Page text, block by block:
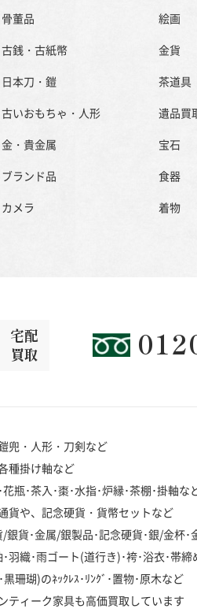
骨董品 絵画
古銭・古紙幣
金貨
日本刀・鎧
茶道具
古いおもちゃ・人形
遺品買
金・貴金属
宝石
ブランド品
食器
カメラ
着物
宅配
買取
兜・人形・刀剣など
種掛け軸など
瓶･茶入･棗･水指･炉縁･茶棚･掛軸な
貨や、記念硬貨・貨幣セットなど
貨･金属/銀製品･記念硬貨･銀/金杯･
織･雨ゴート(道行き)･袴･浴衣･帯締
珊瑚)のﾈｯｸﾚｽ･ﾘﾝｸﾞ･置物･原木など
ティーク家具も高価買取しています